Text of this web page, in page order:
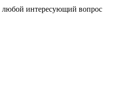
любой интересующий вопрос